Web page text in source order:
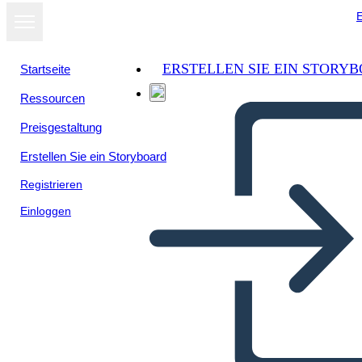
Startseite
Ressourcen
Preisgestaltung
Erstellen Sie ein Storyboard
Registrieren
Einloggen
ERSTELLEN SIE EIN